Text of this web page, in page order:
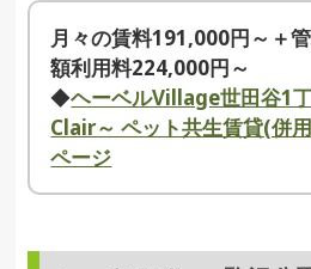
月々の賃料191,000円～＋
額利用料224,000円～
◆ヘーベルVillage世田谷1
Clair～ ペット共生賃貸(併
ページ